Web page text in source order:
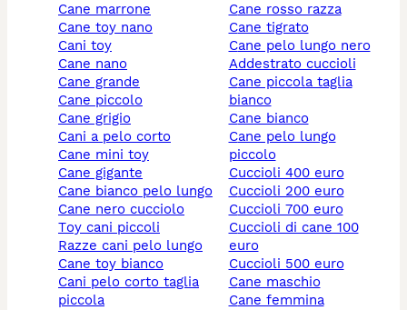
cane marrone
cane toy nano
cani toy
cane nano
cane grande
cane piccolo
cane grigio
cani a pelo corto
cane mini toy
cane gigante
cane bianco pelo lungo
cane nero cucciolo
toy cani piccoli
razze cani pelo lungo
cane toy bianco
cani pelo corto taglia
piccola
cane rosso razza
cane tigrato
cane pelo lungo nero
addestrato cuccioli
cane piccola taglia
bianco
cane bianco
cane pelo lungo
piccolo
cuccioli 400 euro
cuccioli 200 euro
cuccioli 700 euro
cuccioli di cane 100
euro
cuccioli 500 euro
cane maschio
cane femmina